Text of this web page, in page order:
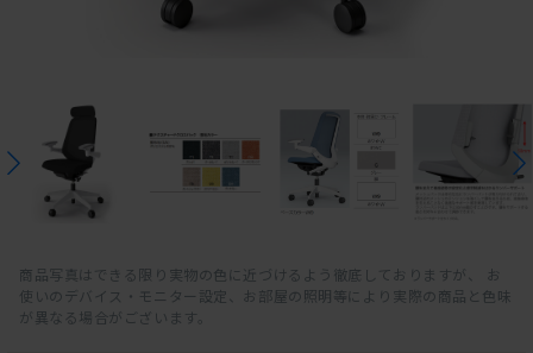
商品写真はできる限り実物の色に近づけるよう徹底しておりますが、 お
使いのデバイス・モニター設定、お部屋の照明等により実際の商品と色味
が異なる場合がございます。